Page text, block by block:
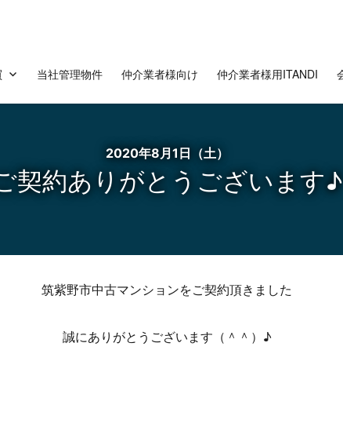
当社管理物件 仲介業者様向け 仲介業者様用ITANDI
がとうございます♪
2020年8月1日（土）
契約ありがとうございます♪
筑紫野市中古マンションをご契約頂きました
誠にありがとうございます（＾＾）♪